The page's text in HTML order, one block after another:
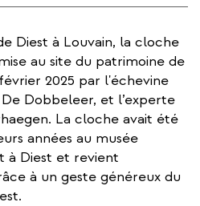
Diest à Louvain, la cloche
au site du patrimoine de
2025 par l'échevine
Dobbeleer, et l’experte
La cloche avait été
années au musée
à Diest et revient
à un geste généreux du